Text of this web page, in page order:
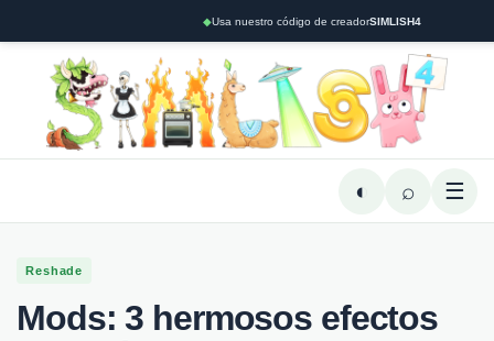
◆Usa nuestro código de creadorSIMLISH4
◐ ⌕ ☰
Reshade
Mods: 3 hermosos efectos